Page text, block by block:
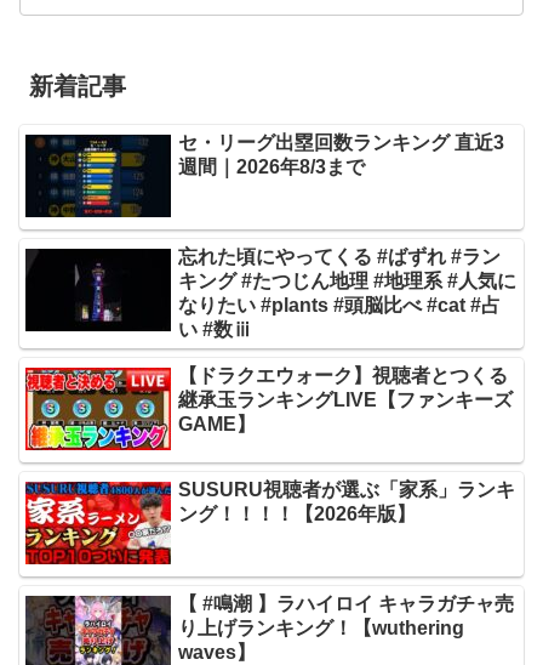
新着記事
セ・リーグ出塁回数ランキング 直近3
週間｜2026年8/3まで
忘れた頃にやってくる #ばずれ #ラン
キング #たつじん地理 #地理系 #人気に
なりたい #plants #頭脳比べ #cat #占
い #数ⅲ
【ドラクエウォーク】視聴者とつくる
継承玉ランキングLIVE【ファンキーズ
GAME】
SUSURU視聴者が選ぶ「家系」ランキ
ング！！！！【2026年版】
【 #鳴潮 】ラハイロイ キャラガチャ売
り上げランキング！【wuthering
waves】